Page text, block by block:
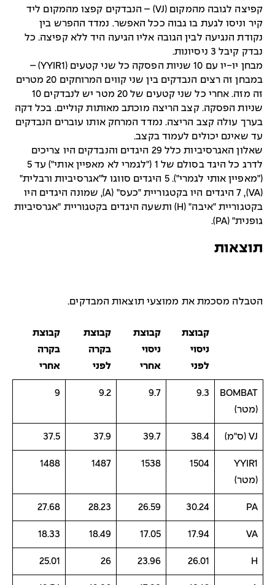
קפיצה לגובה מהמקום (VJ) – הנבדקים קפצו מהמקום ליד
קיר וניסו לגעת בו גבוה ככל האפשר. נמדד ההפרש בין
נקודת הנגיעה לבין הגובה אליו הגיעה היד ללא קפיצה. כל
נבדק קיבל 3 ניסיונות.
מבחן יו-יו עם 10 שניות הפסקה כל שני קטעים (YYIR1) –
במבחן זה רצים הנבדקים בין שני קווים המרוחקים 20 מטרים
זה מזה. אחרי כל שני קטעים של 20 מטר יש לנבדקים 10
שניות הפסקה. קצב הריצה מוכתב מאותות קוליים. בכל דקה
בערך עולה קצב הריצה. נמדד המרחק אותו עוברים הנבדקים
עד שאינם יכולים לעמוד בקצב.
שאלון האגרסיביות כלל 29 היגדים והנבדקים היו צריכים
לדרג כל היגד בסולם של 1 ("לגמרי לא מאפיין אותי") עד 5
("מאפיין אותי לגמרי"). 5 היגדים סווגו ל"אגרסיביות ורבלית"
(VA), 7 היגדים היו בקטגוריית "כעס" (A), שמונה היגדים היו
בקטגוריית "איבה" (H) ותשעה היגדים בקטגוריית "אגרסיביות
גופנית" (PA).
תוצאות
הטבלה מסכמת את ממוצעי תוצאות המבדקים.
קבוצת
ניסוי
לפני
קבוצת
ניסוי
אחרי
קבוצת
בקרה
לפני
קבוצת
בקרה
אחרי
BOMBAT
(מטר)
9.3
9.7
9.2
9
VJ (ס"מ) 38.4
39.7
37.9
37.5
YYIR1
(מטר)
1504
1538
1487
1488
PA
30.24
26.59
28.23
27.68
VA
17.94
17.05
18.49
18.33
H
26.01
23.96
26
25.01